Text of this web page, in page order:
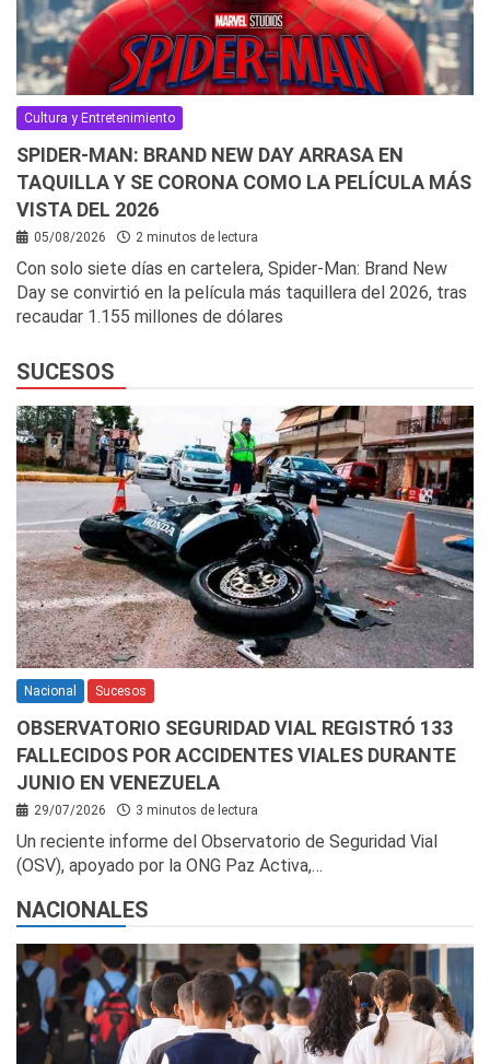
Cultura y Entretenimiento
SPIDER-MAN: BRAND NEW DAY ARRASA EN
TAQUILLA Y SE CORONA COMO LA PELÍCULA MÁS
VISTA DEL 2026
05/08/2026 2 minutos de lectura
Con solo siete días en cartelera, Spider-Man: Brand New
Day se convirtió en la película más taquillera del 2026, tras
recaudar 1.155 millones de dólares
SUCESOS
Nacional Sucesos
OBSERVATORIO SEGURIDAD VIAL REGISTRÓ 133
FALLECIDOS POR ACCIDENTES VIALES DURANTE
JUNIO EN VENEZUELA
29/07/2026 3 minutos de lectura
Un reciente informe del Observatorio de Seguridad Vial
(OSV), apoyado por la ONG Paz Activa,…
NACIONALES